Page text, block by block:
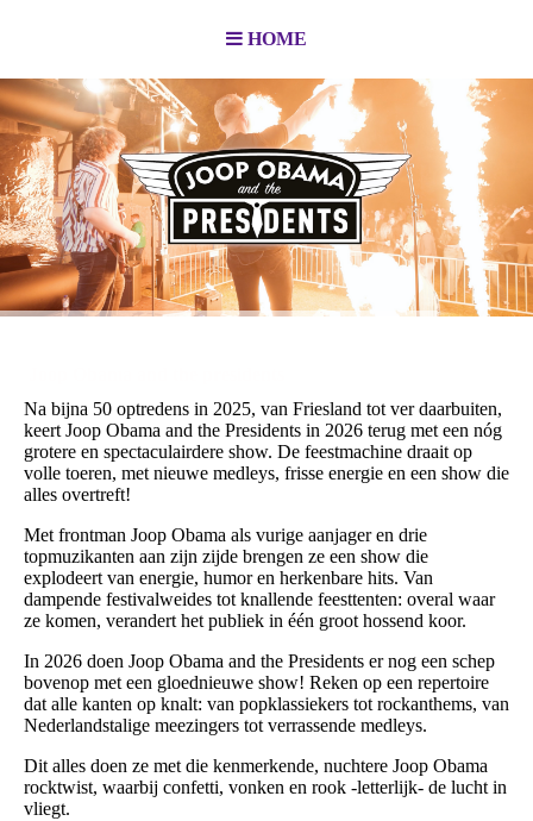
HOME
Na bijna 50 optredens in 2025, van Friesland tot ver daarbuiten,
keert Joop Obama and the Presidents in 2026 terug met een nóg
grotere en spectaculairdere show. De feestmachine draait op
volle toeren, met nieuwe medleys, frisse energie en een show die
alles overtreft!
Met frontman Joop Obama als vurige aanjager en drie
topmuzikanten aan zijn zijde brengen ze een show die
explodeert van energie, humor en herkenbare hits. Van
dampende festivalweides tot knallende feesttenten: overal waar
ze komen, verandert het publiek in één groot hossend koor.
In 2026 doen Joop Obama and the Presidents er nog een schep
bovenop met een gloednieuwe show! Reken op een repertoire
dat alle kanten op knalt: van popklassiekers tot rockanthems, van
Nederlandstalige meezingers tot verrassende medleys.
Dit alles doen ze met die kenmerkende, nuchtere Joop Obama
rocktwist, waarbij confetti, vonken en rook -letterlijk- de lucht in
vliegt.